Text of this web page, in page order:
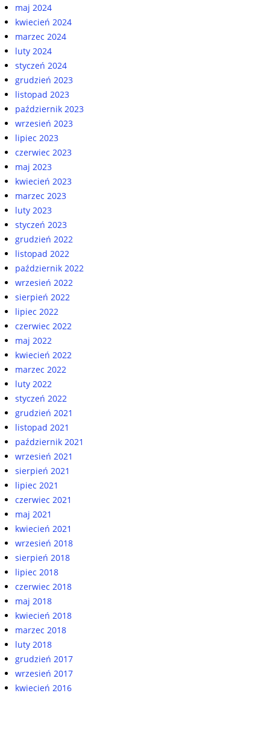
maj 2024
kwiecień 2024
marzec 2024
luty 2024
styczeń 2024
grudzień 2023
listopad 2023
październik 2023
wrzesień 2023
lipiec 2023
czerwiec 2023
maj 2023
kwiecień 2023
marzec 2023
luty 2023
styczeń 2023
grudzień 2022
listopad 2022
październik 2022
wrzesień 2022
sierpień 2022
lipiec 2022
czerwiec 2022
maj 2022
kwiecień 2022
marzec 2022
luty 2022
styczeń 2022
grudzień 2021
listopad 2021
październik 2021
wrzesień 2021
sierpień 2021
lipiec 2021
czerwiec 2021
maj 2021
kwiecień 2021
wrzesień 2018
sierpień 2018
lipiec 2018
czerwiec 2018
maj 2018
kwiecień 2018
marzec 2018
luty 2018
grudzień 2017
wrzesień 2017
kwiecień 2016